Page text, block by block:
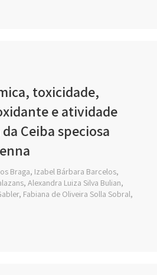
toxicidade,
e atividade
Ceiba speciosa
Braga, Izabel Bárbara Barcelos,
Alexandra Luiza Silva Bulian,
Fabiana de Oliveira Solla Sobral,